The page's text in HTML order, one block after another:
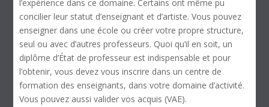
l’expérience dans ce domaine. Certains ont même pu
concilier leur statut d’enseignant et d’artiste. Vous pouvez
enseigner dans une école ou créer votre propre structure,
seul ou avec d’autres professeurs. Quoi qu’il en soit, un
diplôme d’État de professeur est indispensable et pour
l’obtenir, vous devez vous inscrire dans un centre de
formation des enseignants, dans votre domaine d’activité.
Vous pouvez aussi valider vos acquis (VAE).